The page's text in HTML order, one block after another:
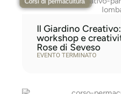
Docenti:
Permacultura, esperta in
facilitatore di
Sara Brugiapaglia–
della Rete Agroecologica
Il Giardino
workshop e
Rose di Seveso
EVENTO TERMINATO